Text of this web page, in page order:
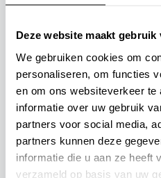
Deze website maakt gebruik
We gebruiken cookies om
personaliseren, om functies
en om ons websiteverkeer
informatie over uw gebruik
partners voor social media,
partners kunnen deze
informatie die u aan ze heeft
verzameld op basis van uw